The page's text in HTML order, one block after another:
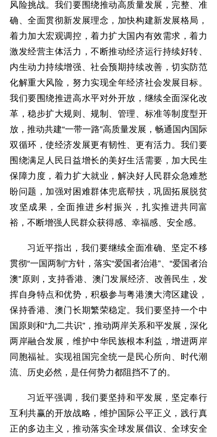
风险挑战。我们要围绕推动高质量发展，完整、准
确、全面贯彻新发展理念，加快构建新发展格局，
着力加大宏观调控，着力扩大国内有效需求，着力
激发经营主体活力，不断推动经济运行持续好转、
内生动力持续增强、社会预期持续改善，切实防范
化解重大风险，努力实现全年经济社会发展目标。
我们要围绕推进高水平对外开放，继续全面深化改
革，稳步扩大规则、规制、管理、标准等制度型开
放，推动共建“一带一路”高质量发展，畅通国内国际
双循环，使经济发展更有韧性、更有活力。我们要
围绕满足人民日益增长的美好生活需要，加大民生
保障力度，着力扩大就业，解决好人民群众急难愁
盼问题，加强对困难群体兜底帮扶，巩固拓展脱贫
攻坚成果，全面推进乡村振兴，扎实推进共同富
裕，不断增强人民群众获得感、幸福感、安全感。
习近平指出，我们要继续全面准确、坚定不移
贯彻“一国两制”方针，落实“爱国者治港”、“爱国者治
澳”原则，支持香港、澳门发展经济、改善民生，发
挥自身特点和优势，积极参与粤港澳大湾区建设，
保持香港、澳门长期繁荣稳定。我们要坚持一个中
国原则和“九二共识”，推动两岸关系和平发展，深化
两岸融合发展，维护中华民族根本利益，增进两岸
同胞福祉。实现祖国完全统一是民心所向、时代潮
流、历史必然，是任何势力都阻挡不了的。
习近平强调，我们要坚持和平发展，坚定奉行
互利共赢的开放战略，维护国际公平正义，践行真
正的多边主义，推动落实全球发展倡议、全球安全